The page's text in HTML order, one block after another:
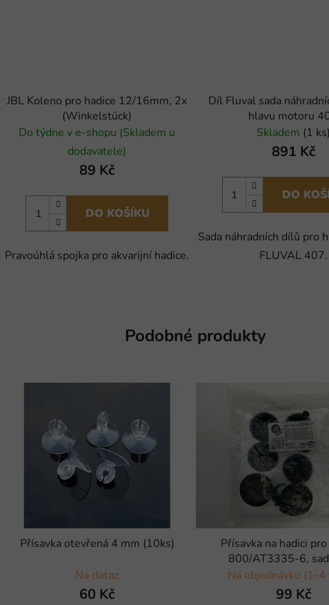
JBL Koleno pro hadice 12/16mm, 2x
(Winkelstück)
Do týdne v e-shopu (Skladem u
dodavatele)
89 Kč
DO KOŠÍKU
Pravoúhlá spojka pro akvarijní hadice.
Díl Fluval sada
hlavu motoru
Skladem (1 ks)
891 Kč
DO
Sada náhradních dílů pro
FLUVAL 407.
Podobné produkty
Přísavka otevřená 4 mm (10ks)
Na dotaz
60 Kč
Přísavka na hadici
800/AT3335-6,
Na objednávku (1-4
99 Kč